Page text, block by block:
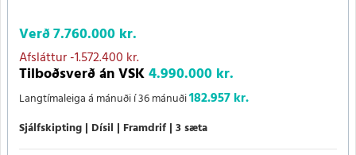
Verð7.760.000 kr.
Afsláttur-1.572.400 kr.
Tilboðsverð án VSK4.990.000 kr.
Langtímaleiga á mánuði í 36 mánuði182.957 kr.
Sjálfskipting Dísil Framdrif 3 sæta